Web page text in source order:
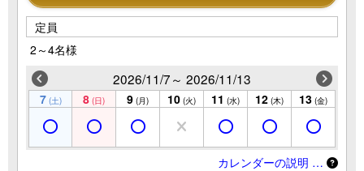
定員
2～4名様
2026/11/7～ 2026/11/13
7 (土) 8 (日) 9 (月) 10 (火) 11 (水) 12 (木) 13 (金)
カレンダーの説明 …